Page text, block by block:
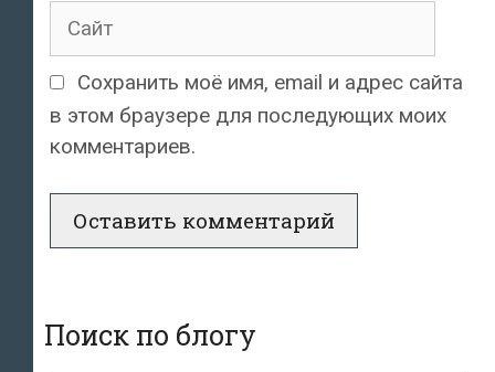
Сайт
Сохранить моё имя, email и адрес сайта
в этом браузере для последующих моих
комментариев.
Поиск по блогу